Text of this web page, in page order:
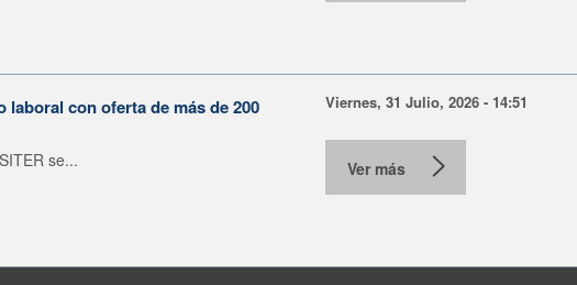
con oferta de más de 200
se...
Viernes, 31 Julio, 2026 - 14:51
Ver más